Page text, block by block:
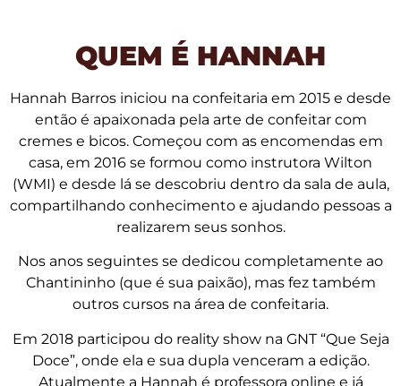
QUEM É HANNAH
Hannah Barros iniciou na confeitaria em 2015 e desde
então é apaixonada pela arte de confeitar com
cremes e bicos. Começou com as encomendas em
casa, em 2016 se formou como instrutora Wilton
(WMI) e desde lá se descobriu dentro da sala de aula,
compartilhando conhecimento e ajudando pessoas a
realizarem seus sonhos.
Nos anos seguintes se dedicou completamente ao
Chantininho (que é sua paixão), mas fez também
outros cursos na área de confeitaria.
Em 2018 participou do reality show na GNT “Que Seja
Doce”, onde ela e sua dupla venceram a edição.
Atualmente a Hannah é professora online e já